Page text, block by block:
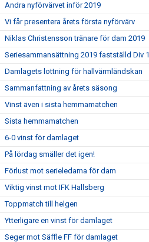
Andra nyförvärvet inför 2019
Vi får presentera årets första nyförvärv
Niklas Christensson tränare för dam 2019
Seriesammansättning 2019 fastställd Div 1
Damlagets lottning för hallvärmländskan
Sammanfattning av årets säsong
Vinst även i sista hemmamatchen
Sista hemmamatchen
6-0 vinst för damlaget
På lördag smäller det igen!
Förlust mot serieledarna för dam
Viktig vinst mot IFK Hallsberg
Toppmatch till helgen
Ytterligare en vinst för damlaget
Seger mot Säffle FF för damlaget